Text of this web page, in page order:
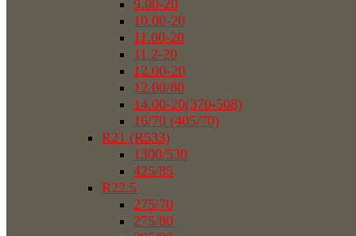
9.00-20
10.00-20
11.00-20
11.2-20
12.00-20
12.00/80
14.00-20(370-508)
16/70 (405/70)
R21 (R533)
1300/530
425/85
R22.5
275/70
275/80